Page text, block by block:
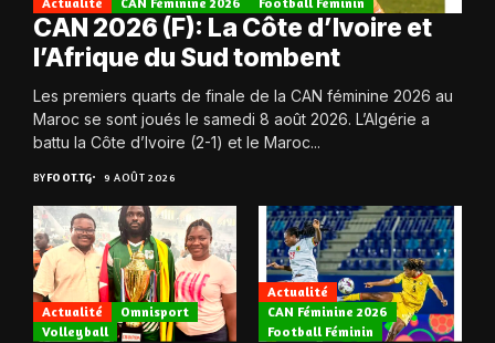
CAN 2026 (F): La Côte d’Ivoire et
l’Afrique du Sud tombent
Les premiers quarts de finale de la CAN féminine 2026 au
Maroc se sont joués le samedi 8 août 2026. L’Algérie a
battu la Côte d’Ivoire (2-1) et le Maroc...
BYFOOT.TG 9 AOÛT 2026
Actualité
Omnisport
Volleyball
Actualité
CAN Féminine 2026
Football Féminin